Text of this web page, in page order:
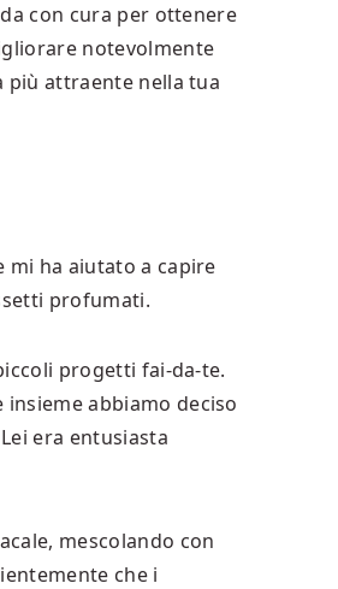
con cura per ottenere
notevolmente
più attraente nella tua
mi ha aiutato a capire
profumati.
progetti fai-da-te.
abbiamo deciso
era entusiasta
mescolando con
che i